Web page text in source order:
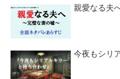
親愛なる夫
今夜もシリ